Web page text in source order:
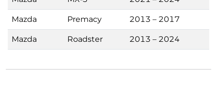
Mazda Premacy 2013 – 2017
Mazda Roadster 2013 – 2024